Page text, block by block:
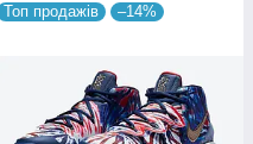
Топ продажів –14%